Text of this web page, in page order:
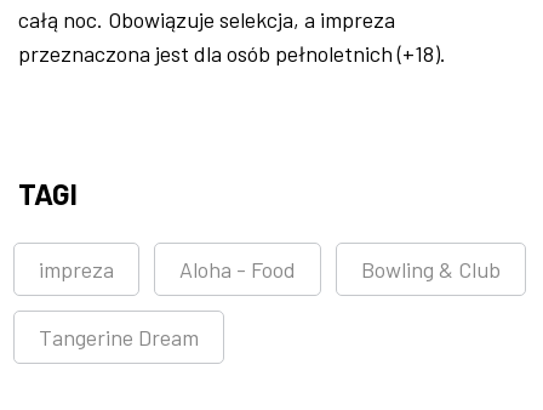
całą noc. Obowiązuje selekcja, a impreza
przeznaczona jest dla osób pełnoletnich (+18).
TAGI
impreza Aloha - Food Bowling & Club
Tangerine Dream